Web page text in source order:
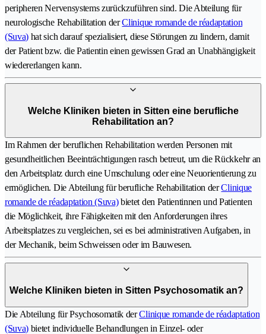
peripheren Nervensystems zurückzuführen sind. Die Abteilung für
neurologische Rehabilitation derClinique romande de réadaptation
(Suva) hat sich darauf spezialisiert, diese Störungen zu lindern, damit
der Patient bzw. die Patientin einen gewissen Grad an Unabhängigkeit
wiedererlangen kann.
Welche Kliniken bieten in Sitten eine berufliche
Rehabilitation an?
Im Rahmen der beruflichen Rehabilitation werden Personen mit
gesundheitlichen Beeinträchtigungen rasch betreut, um die Rückkehr an
den Arbeitsplatz durch eine Umschulung oder eine Neuorientierung zu
ermöglichen. Die Abteilung für berufliche Rehabilitation derClinique
romande de réadaptation (Suva)bietet den Patientinnen und Patienten
die Möglichkeit, ihre Fähigkeiten mit den Anforderungen ihres
Arbeitsplatzes zu vergleichen, sei es bei administrativen Aufgaben, in
der Mechanik, beim Schweissen oder im Bauwesen.
Welche Kliniken bieten in Sitten Psychosomatik an?
Die Abteilung für Psychosomatik derClinique romande de réadaptation
(Suva) bietet individuelle Behandlungen in Einzel- oder